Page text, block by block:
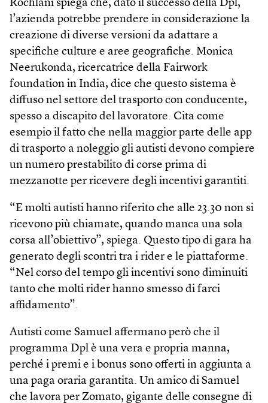
Rochlani spiega che, dato il successo della Dpl,
l’azienda potrebbe prendere in considerazione la
creazione di diverse versioni da adattare a
specifiche culture e aree geografiche. Monica
Neerukonda, ricercatrice della Fairwork
foundation in India, dice che questo sistema è
diffuso nel settore del trasporto con conducente,
spesso a discapito del lavoratore. Cita come
esempio il fatto che nella maggior parte delle app
di trasporto a noleggio gli autisti devono compiere
un numero prestabilito di corse prima di
mezzanotte per ricevere degli incentivi garantiti.
“E molti autisti hanno riferito che alle 23.30 non si
ricevono più chiamate, quando manca una sola
corsa all’obiettivo”, spiega. Questo tipo di gara ha
generato degli scontri tra i rider e le piattaforme.
“Nel corso del tempo gli incentivi sono diminuiti
tanto che molti rider hanno smesso di farci
affidamento”.
Autisti come Samuel affermano però che il
programma Dpl è una vera e propria manna,
perché i premi e i bonus sono offerti in aggiunta a
una paga oraria garantita. Un amico di Samuel
che lavora per Zomato, gigante delle consegne di